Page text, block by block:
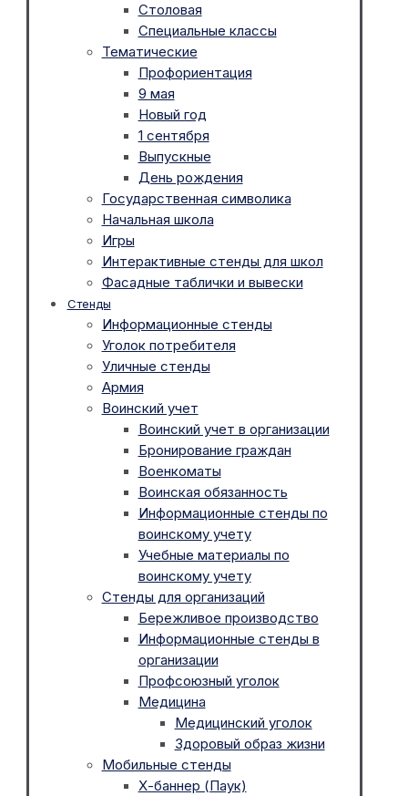
Столовая
Специальные классы
Тематические
Профориентация
9 мая
Новый год
1 сентября
Выпускные
День рождения
Государственная символика
Начальная школа
Игры
Интерактивные стенды для школ
Фасадные таблички и вывески
Стенды
Информационные стенды
Уголок потребителя
Уличные стенды
Армия
Воинский учет
Воинский учет в организации
Бронирование граждан
Военкоматы
Воинская обязанность
Информационные стенды по
воинскому учету
Учебные материалы по
воинскому учету
Стенды для организаций
Бережливое производство
Информационные стенды в
организации
Профсоюзный уголок
Медицина
Медицинский уголок
Здоровый образ жизни
Мобильные стенды
Х-баннер (Паук)